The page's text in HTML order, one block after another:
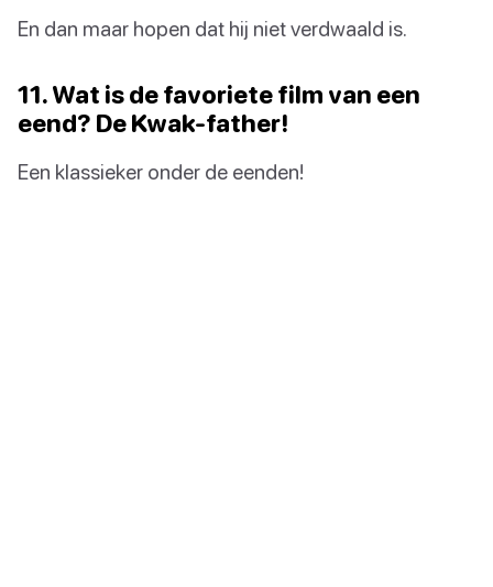
En dan maar hopen dat hij niet verdwaald is.
11. Wat is de favoriete film van een
eend? De Kwak-father!
Een klassieker onder de eenden!